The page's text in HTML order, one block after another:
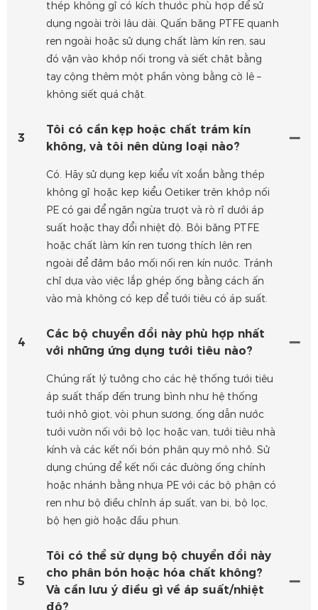
thép không gỉ có kích thước phù hợp để sử
dụng ngoài trời lâu dài. Quấn băng PTFE quanh
ren ngoài hoặc sử dụng chất làm kín ren, sau
đó vặn vào khớp nối trong và siết chặt bằng
tay cộng thêm một phần vòng bằng cờ lê –
không siết quá chặt.
3
Tôi có cần kẹp hoặc chất trám kín
không, và tôi nên dùng loại nào?
Có. Hãy sử dụng kẹp kiểu vít xoắn bằng thép
không gỉ hoặc kẹp kiểu Oetiker trên khớp nối
PE có gai để ngăn ngừa trượt và rò rỉ dưới áp
suất hoặc thay đổi nhiệt độ. Bôi băng PTFE
hoặc chất làm kín ren tương thích lên ren
ngoài để đảm bảo mối nối ren kín nước. Tránh
chỉ dựa vào việc lắp ghép ống bằng cách ấn
vào mà không có kẹp để tưới tiêu có áp suất.
4
Các bộ chuyển đổi này phù hợp nhất
với những ứng dụng tưới tiêu nào?
Chúng rất lý tưởng cho các hệ thống tưới tiêu
áp suất thấp đến trung bình như hệ thống
tưới nhỏ giọt, vòi phun sương, ống dẫn nước
tưới vườn nối với bộ lọc hoặc van, tưới tiêu nhà
kính và các kết nối bón phân quy mô nhỏ. Sử
dụng chúng để kết nối các đường ống chính
hoặc nhánh bằng nhựa PE với các bộ phận có
ren như bộ điều chỉnh áp suất, van bi, bộ lọc,
bộ hẹn giờ hoặc đầu phun.
5
Tôi có thể sử dụng bộ chuyển đổi này
cho phân bón hoặc hóa chất không?
Và cần lưu ý điều gì về áp suất/nhiệt
độ?